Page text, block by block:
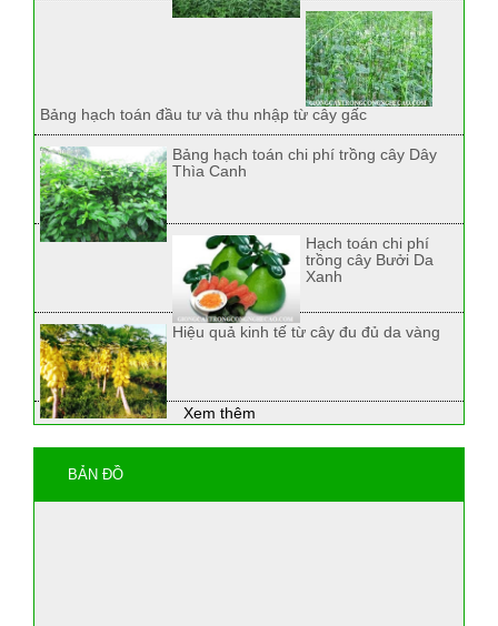
Bảng hạch toán đầu tư và thu nhập từ cây gấc
Bảng hạch toán chi phí trồng cây Dây
Thìa Canh
Hạch toán chi phí
trồng cây Bưởi Da
Xanh
Hiệu quả kinh tế từ cây đu đủ da vàng
Xem thêm
BẢN ĐỒ